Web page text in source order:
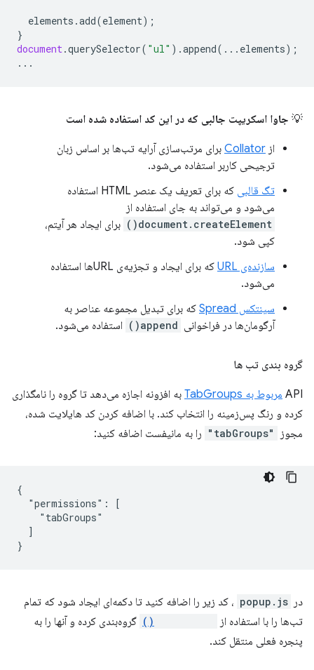
elements .add(element);
}
document.querySelector( "ul" ).append(... elements);
...
💡 جاوا اسکریپت جالبی که در این کد استفاده شده است
از Collator برای مرتب‌سازی آرایه تب‌ها بر اساس زبان
ترجیحی کاربر استفاده می‌شود.
تگ قالبی
که برای تعریف یک عنصر HTML استفاده
می‌شود و می‌تواند به جای استفاده از
document.createElement()
برای ایجاد هر آیتم،
کپی شود.
سازنده‌ی URL
که برای ایجاد و تجزیه‌ی URLها استفاده
می‌شود.
سینتکس Spread
که برای تبدیل مجموعه عناصر به
آرگومان‌ها در فراخوانی append() استفاده می‌شود.
گروه بندی تب ها
API مربوط به TabGroups
به افزونه اجازه می‌دهد تا گروه را نامگذاری
کرده و رنگ پس‌زمینه را انتخاب کند. با اضافه کردن کد هایلایت شده،
مجوز
"tabGroups" را به مانیفست اضافه کنید:
{
  "permissions": [
    "tabGroups"
  ]
در popup.js ، کد زیر را اضافه کنید تا دکمه‌ای ایجاد شود که تمام
تب‌ها را با استفاده از
گروه‌بندی کرده و آنها را به
پنجره فعلی منتقل کند.